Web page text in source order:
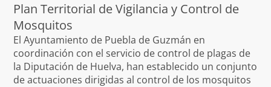
Plan Territorial de Vigilancia y Control de
Mosquitos
El Ayuntamiento de Puebla de Guzmán en
coordinación con el servicio de control de plagas de
la Diputación de Huelva, han establecido un conjunto
de actuaciones dirigidas al control de los mosquitos